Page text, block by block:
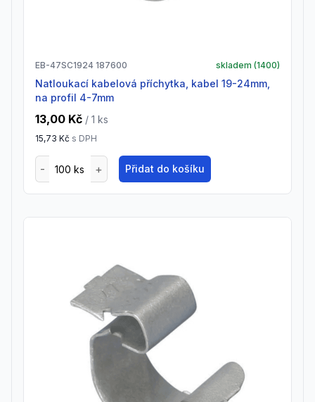
EB-47SC1924 187600 skladem (1400)
natloukací kabelová příchytka, kabel 19-24mm,
na profil 4-7mm
13,00 Kč / 1 ks
15,73 Kč s DPH
Přidat do košíku